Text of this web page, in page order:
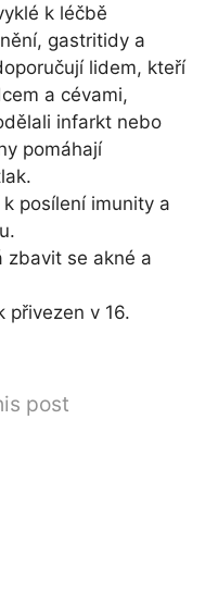
k léčbě
gastritidy a
lidem, kteří
a cévami,
infarkt nebo
pomáhají
posílení imunity a
zbavit se akné a
přivezen v 16.
post